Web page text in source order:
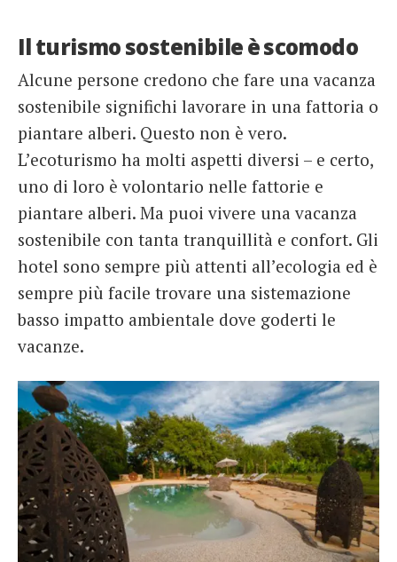
Il turismo sostenibile è scomodo
Alcune persone credono che fare una vacanza
sostenibile significhi lavorare in una fattoria o
piantare alberi. Questo non è vero.
L’ecoturismo ha molti aspetti diversi – e certo,
uno di loro è volontario nelle fattorie e
piantare alberi. Ma puoi vivere una vacanza
sostenibile con tanta tranquillità e confort. Gli
hotel sono sempre più attenti all’ecologia ed è
sempre più facile trovare una sistemazione
basso impatto ambientale dove goderti le
vacanze.